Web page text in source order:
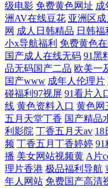
级电影 免费黄色网址 成
洲AV在线豆花 亚洲区成
网 成人日韩精品 日韩福
小x导航福利 免费黄色
国产成人在线无码 91黑
品无码国产二品 欧美一
国产www 成年人伦理片
碰福利97视屏 91看片入
线 黄色资料入口 黄色网
五月天堂丁香 国产精品
利影院 丁香五月天av 18
频 丁香五月丁香婷婷 91
播 美女网站视频黄 A片
理片香港 极品福利导航
年人网站 免费国产高清